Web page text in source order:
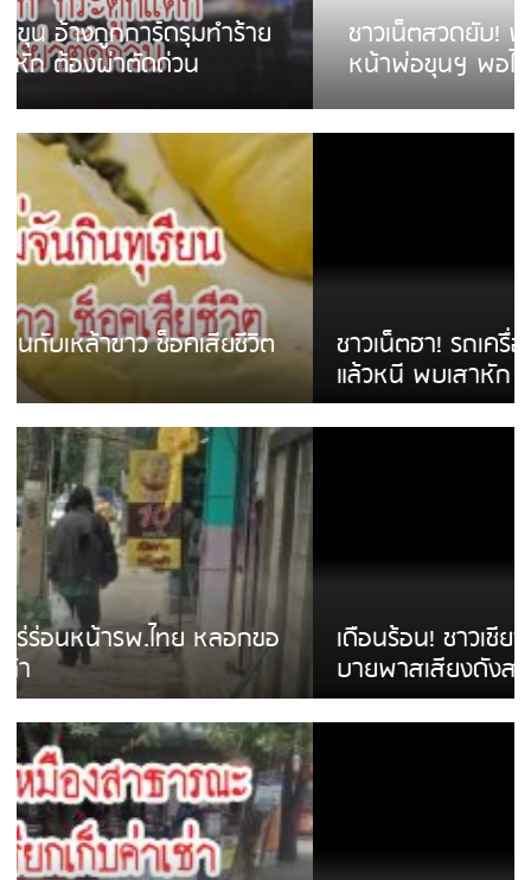
ชาวเน็ตสวดยับ! พบพม่าเร่ขายพวงมาลัย
หน้าพ่อขุนฯ พอไม่ซื้อเดินตาม
ชาวเน็ตฮา! รถเครื่องแม่สายชนป้ายร้านโลงศพ
แล้วหนี พบเสาหัก เบรคหัก หวิดได้ใช้บริการ
เดือนร้อน! ชาวเชียงรายบ่นรถ Isuzu สีขาวซิ่ง
บายพาสเสียงดังสร้างความรำคาญ